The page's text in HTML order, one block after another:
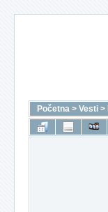
Početna > Vesti >